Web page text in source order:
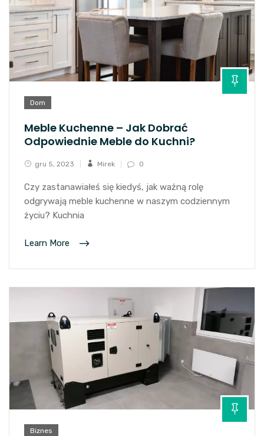
Dom
Meble Kuchenne – Jak Dobrać
Odpowiednie Meble do Kuchni?
gru 5, 2023 Mirek 0
Czy zastanawiałeś się kiedyś, jak ważną rolę
odgrywają meble kuchenne w naszym codziennym
życiu? Kuchnia
Learn More
Biznes